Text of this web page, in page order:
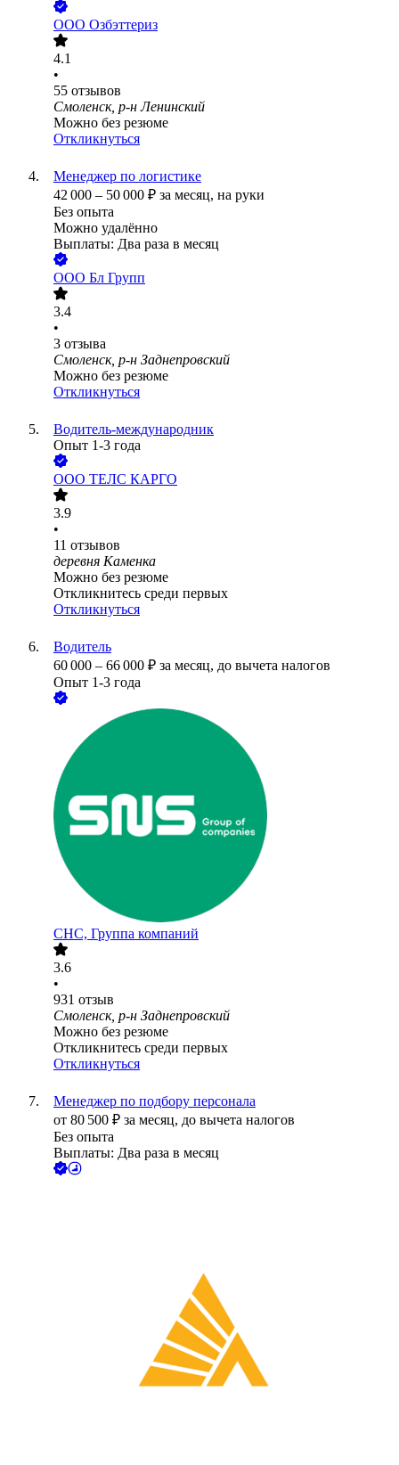
ООО Озбэттериз
4.1
•
55 отзывов
Смоленск, р-н Ленинский
Можно без резюме
Откликнуться
Менеджер по логистике
42 000 – 50 000 ₽ за месяц, на руки
Без опыта
Можно удалённо
Выплаты: Два раза в месяц
ООО Бл Групп
3.4
•
3 отзыва
Смоленск, р-н Заднепровский
Можно без резюме
Откликнуться
Водитель-международник
Опыт 1-3 года
ООО ТЕЛС КАРГО
3.9
•
11 отзывов
деревня Каменка
Можно без резюме
Откликнитесь среди первых
Откликнуться
Водитель
60 000 – 66 000 ₽ за месяц, до вычета налогов
Опыт 1-3 года
СНС, Группа компаний
3.6
•
931 отзыв
Смоленск, р-н Заднепровский
Можно без резюме
Откликнитесь среди первых
Откликнуться
Менеджер по подбору персонала
от 80 500 ₽ за месяц, до вычета налогов
Без опыта
Выплаты: Два раза в месяц